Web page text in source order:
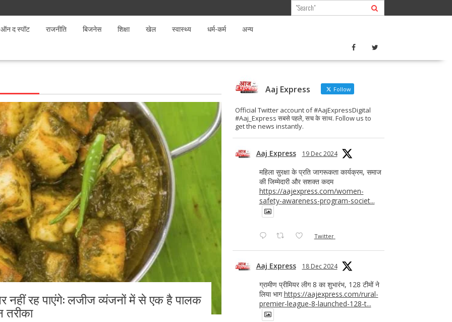
ऑन द स्पॉट राजनीति बिजनेस शिक्षा खेल स्वास्थ्य धर्म-कर्म अन्य
नहीं रह पाएंगे: लजीज व्यंजनों में से एक है पालक
तरीका
Aaj Express Follow
Official Twitter account of #AajExpressDigital
#Aaj_Express सबसे पहले, सच के साथ. Follow us to
get the news instantly.
Aaj Express 19 Dec 2024
महिला सुरक्षा के प्रति जागरूकता कार्यक्रम, समाज
की जिम्मेदारी और सशक्त कदम
https://aajexpress.com/women-
safety-awareness-program-societ...
Twitter
Aaj Express 18 Dec 2024
ग्रामीण प्रीमियर लीग 8 का शुभारंभ, 128 टीमों ने
लिया भागhttps://aajexpress.com/rural-
premier-league-8-launched-128-t...